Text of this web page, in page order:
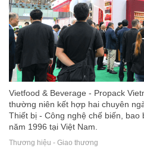
Vietfood & Beverage - Propack
thường niên kết hợp hai chuyên
Thiết bị - Công nghệ chế biến,
năm 1996 tại Việt Nam.
Thương hiệu - Giao thương